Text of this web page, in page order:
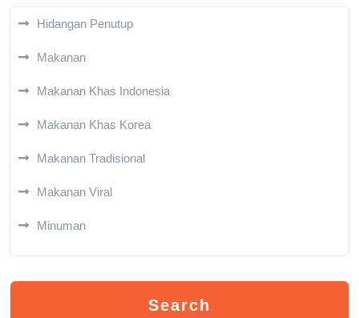
Hidangan Penutup
Makanan
Makanan Khas Indonesia
Makanan Khas Korea
Makanan Tradisional
Makanan Viral
Minuman
Search